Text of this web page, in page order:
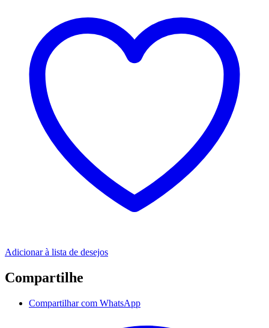
Adicionar à lista de desejos
Compartilhe
Compartilhar com WhatsApp